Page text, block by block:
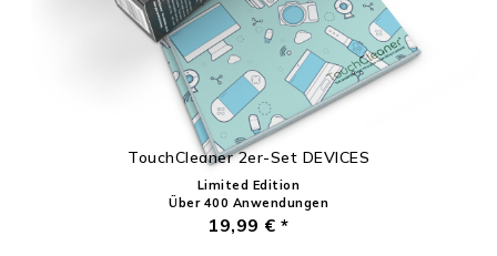
TouchCleaner 2er-Set DEVICES
Limited Edition
Über 400 Anwendungen
19,99 € *